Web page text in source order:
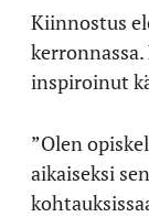
Kiinnostus
inspiroinut
”Olen
aikaiseksi